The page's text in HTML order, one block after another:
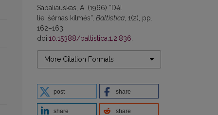
Sabaliauskas, A. (1966) “Dėl
lie. šérnas kilmės”, Baltistica , 1(2), pp.
162–163.
doi:10.15388/baltistica.1.2.836
More Citation Formats
post share
share share